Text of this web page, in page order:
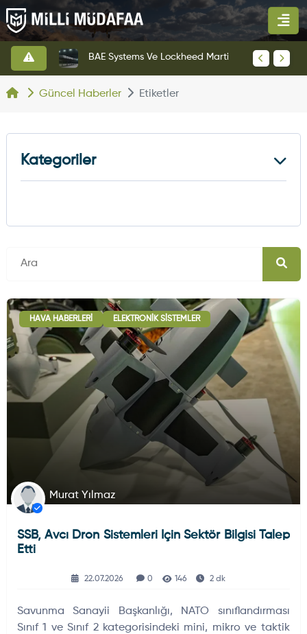
Güncel Haberler Etiketler
HAVA HABERLERI ELEKTRONIK SISTEMLER
Murat Yılmaz
SSB, Avcı Dron Sistemleri Için Sektör Bilgisi Talep
Etti
22.07.2026 0 146 2 dk
Savunma Sanayii Başkanlığı, NATO sınıflandırması
Sınıf 1 ve Sınıf 2 kategorisindeki mini, mikro ve taktik
Kategoriler
Deniz Haberleri
Uydu ve Uzay Haberi
Silah ve Mühimmatlar
Füze ve Roketler 226